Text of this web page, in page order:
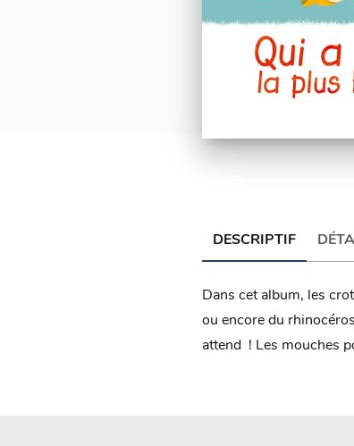
DESCRIPTIF
Dans cet album, les
ou encore du
attend ! Les mouches